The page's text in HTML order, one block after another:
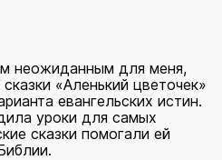
неожиданным для меня,
«Аленький цветочек»
евангельских истин.
уроки для самых
сказки помогали ей